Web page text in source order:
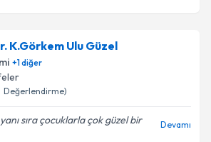
K.Görkem Ulu Güzel
+1diğer
Değerlendirme)
sıra çocuklarla çok güzel bir
Devamı